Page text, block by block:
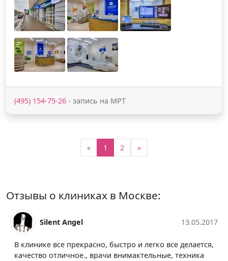
(495) 154-75-26 - запись на МРТ
« 1 2 »
Отзывы о клиниках в Москве:
Silent Angel 13.05.2017
В клинике все прекрасно, быстро и легко все делается,
качество отличное., врачи внимактельные, техника